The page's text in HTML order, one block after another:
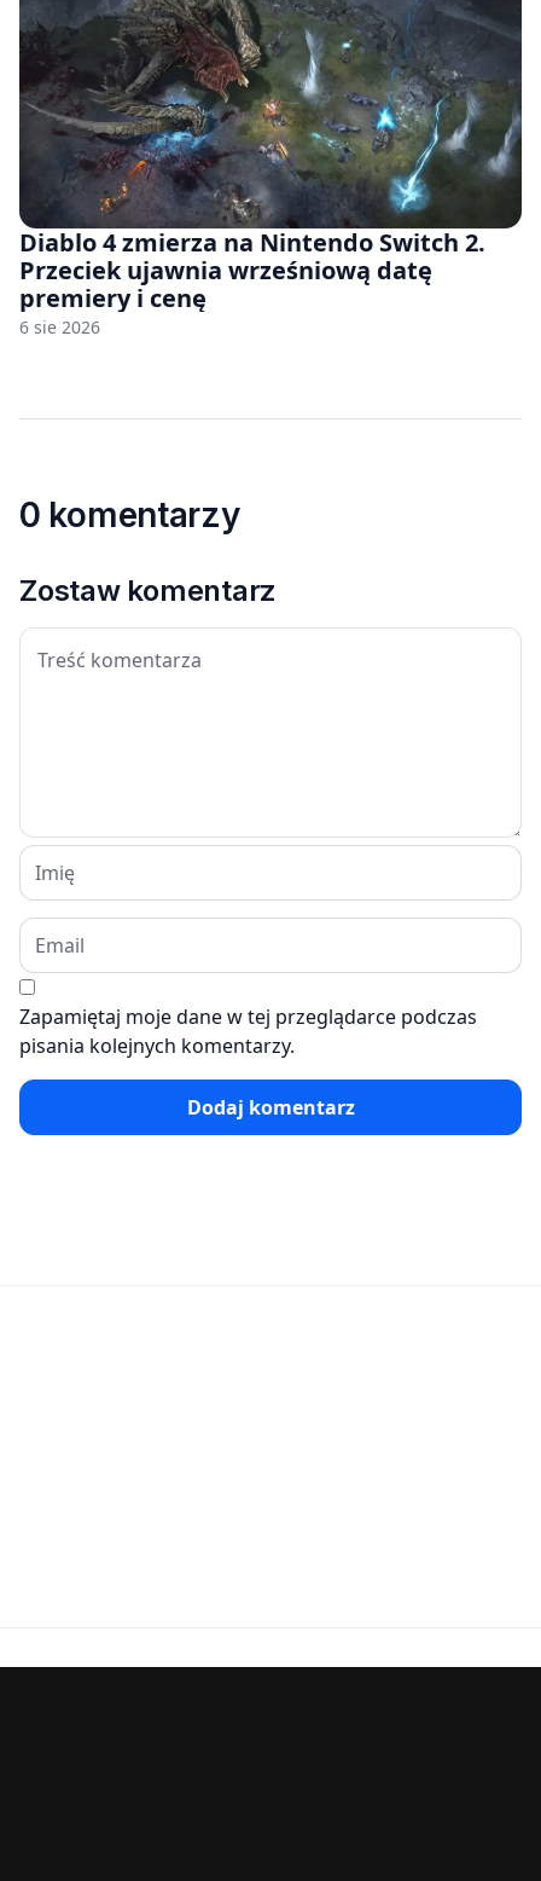
Diablo 4 zmierza na Nintendo Switch 2.
Przeciek ujawnia wrześniową datę
premiery i cenę
6 sie 2026
0 komentarzy
Zostaw komentarz
Zapamiętaj moje dane w tej przeglądarce podczas
pisania kolejnych komentarzy.
Dodaj komentarz